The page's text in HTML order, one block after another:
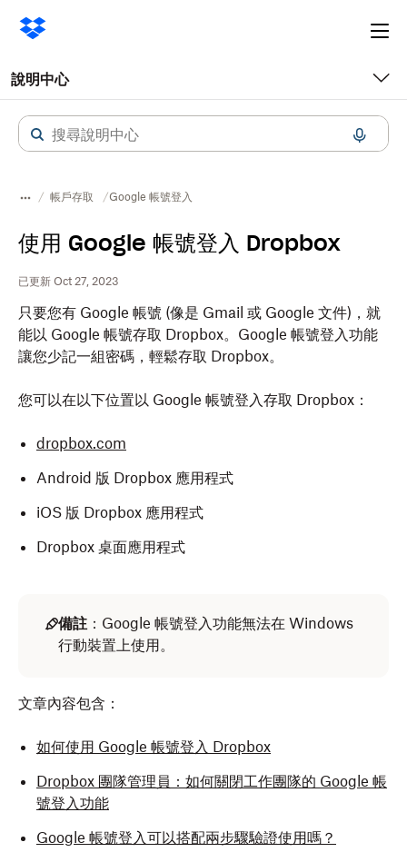
說明中心
帳戶存取 Google 帳號登入
使用 Google 帳號登入 Dropbox
已更新 Oct 27, 2023
只要您有 Google 帳號 (像是 Gmail 或 Google 文件)，就
能以 Google 帳號存取 Dropbox。Google 帳號登入功能
讓您少記一組密碼，輕鬆存取 Dropbox。
您可以在以下位置以 Google 帳號登入存取 Dropbox：
dropbox.com
Android 版 Dropbox 應用程式
iOS 版 Dropbox 應用程式
Dropbox 桌面應用程式
備註 ：Google 帳號登入功能無法在 Windows
行動裝置上使用。
文章內容包含：
如何使用 Google 帳號登入 Dropbox
Dropbox 團隊管理員：如何關閉工作團隊的 Google 帳
號登入功能
Google 帳號登入可以搭配兩步驟驗證使用嗎？